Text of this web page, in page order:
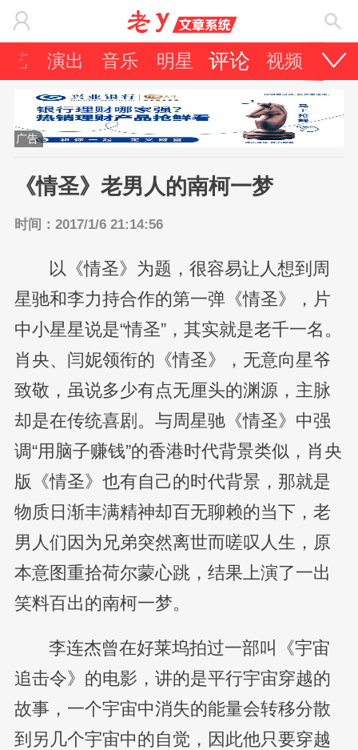
艺 演出 音乐 明星 评论 视频
广告
《情圣》老男人的南柯一梦
时间：2017/1/6 21:14:56
以《情圣》为题，很容易让人想到周
星驰和李力持合作的第一弹《情圣》，片
中小星星说是“情圣”，其实就是老千一名。
肖央、闫妮领衔的《情圣》，无意向星爷
致敬，虽说多少有点无厘头的渊源，主脉
却是在传统喜剧。与周星驰《情圣》中强
调“用脑子赚钱”的香港时代背景类似，肖央
版《情圣》也有自己的时代背景，那就是
物质日渐丰满精神却百无聊赖的当下，老
男人们因为兄弟突然离世而嗟叹人生，原
本意图重拾荷尔蒙心跳，结果上演了一出
笑料百出的南柯一梦。
李连杰曾在好莱坞拍过一部叫《宇宙
追击令》的电影，讲的是平行宇宙穿越的
故事，一个宇宙中消失的能量会转移分散
到另几个宇宙中的自觉，因此他只要穿越